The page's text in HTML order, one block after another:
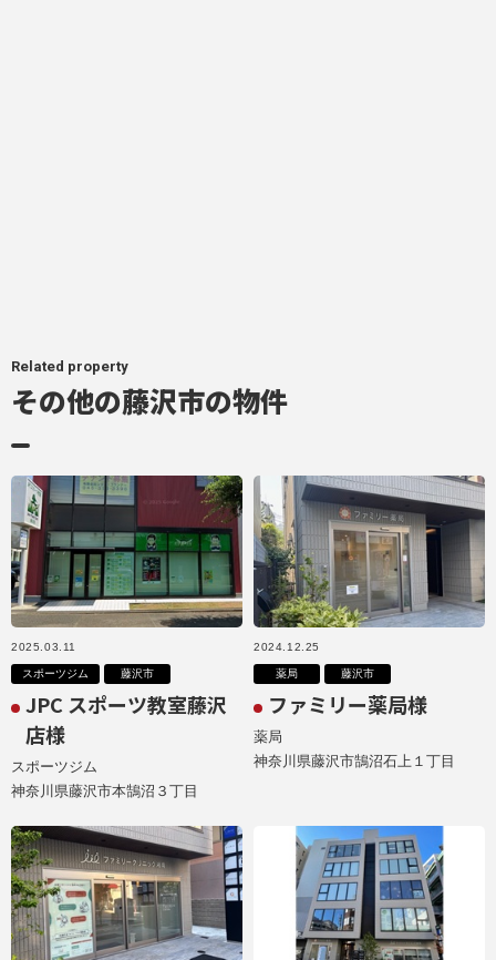
Related property
その他の藤沢市の物件
2025.03.11
スポーツジム 藤沢市
JPC スポーツ教室藤沢
店様
スポーツジム
神奈川県藤沢市本鵠沼３丁目
2024.12.25
薬局 藤沢市
ファミリー薬局様
薬局
神奈川県藤沢市鵠沼石上１丁目